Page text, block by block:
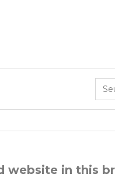
website in this